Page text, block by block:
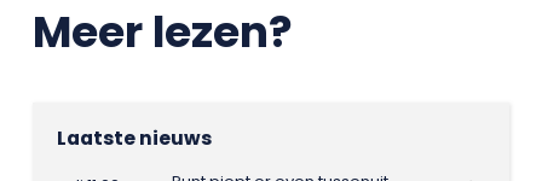
Meer lezen?
Laatste nieuws